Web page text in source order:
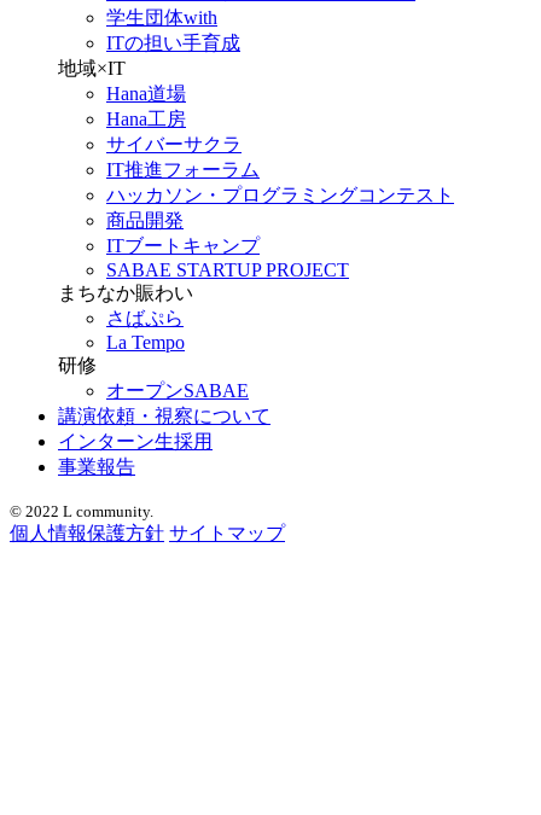
学生団体with
ITの担い手育成
地域×IT
Hana道場
Hana工房
サイバーサクラ
IT推進フォーラム
ハッカソン・プログラミングコンテスト
商品開発
ITブートキャンプ
SABAE STARTUP PROJECT
まちなか賑わい
さばぷら
La Tempo
研修
オープンSABAE
講演依頼・視察について
インターン生採用
事業報告
© 2022 L community.
個人情報保護方針 サイトマップ